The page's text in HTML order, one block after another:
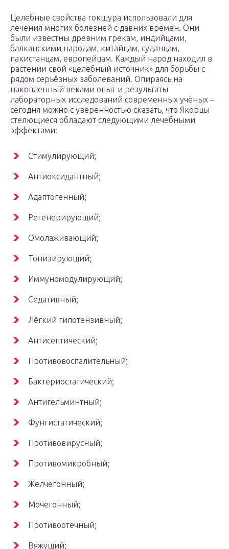
Целебные свойства гокшура использовали для
лечения многих болезней с давних времен. Они
были известны древним грекам, индийцами,
балканскими народам, китайцам, суданцам,
пакистанцам, европейцам. Каждый народ находил в
растении свой «целебный источник» для борьбы с
рядом серьёзных заболеваний. Опираясь на
накопленный веками опыт и результаты
лабораторных исследований современных учёных –
сегодня можно с уверенностью сказать, что Якорцы
стелющиеся обладают следующими лечебными
эффектами:
Стимулирующий;
Антиоксидантный;
Адаптогенный;
Регенерирующий;
Омолаживающий;
Тонизирующий;
Иммуномодулирующий;
Седативный;
Лёгкий гипотензивный;
Антисептический;
Противовоспалительный;
Бактериостатический;
Антигельминтный;
Фунгистатический;
Противовирусный;
Противомикробный;
Желчегонный;
Мочегонный;
Противоотечный;
Вяжущий;